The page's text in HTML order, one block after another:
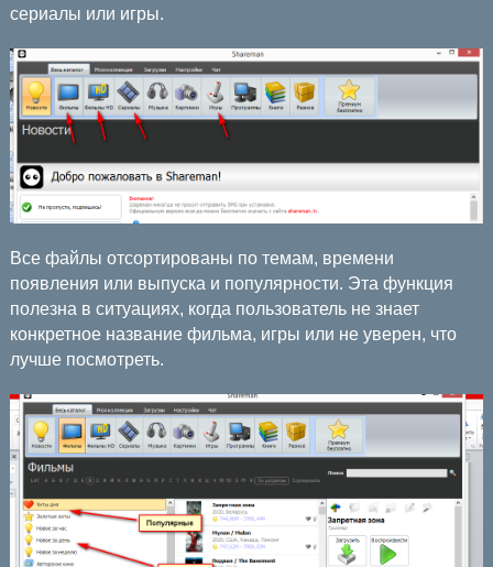
сериалы или игры.
Все файлы отсортированы по темам, времени
появления или выпуска и популярности. Эта функция
полезна в ситуациях, когда пользователь не знает
конкретное название фильма, игры или не уверен, что
лучше посмотреть.